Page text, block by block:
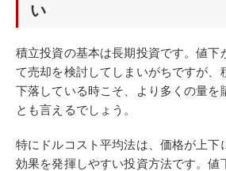
い
積立投資の基本は長期投資です。値下
て売却を検討してしまいがちですが、
下落している時こそ、より多くの量を
とも言えるでしょう。
特にドルコスト平均法は、価格が上下
効果を発揮しやすい投資方法です。値